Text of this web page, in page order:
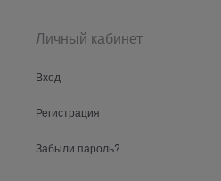
Личный кабинет
Вход
Регистрация
Забыли пароль?